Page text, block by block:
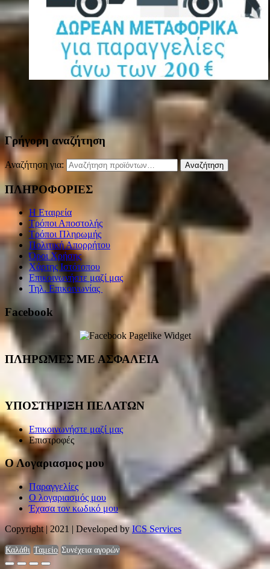
Γρήγορη αναζήτηση
Αναζήτηση για: Αναζήτηση
ΠΛΗΡΟΦΟΡΙΕΣ
Η Εταιρεία
Τρόποι Αποστολής
Τρόποι Πληρωμής
Πολιτική Απορρήτου
Όροι Χρήσης
Χάρτης Ιστότοπου
Επικοινωνήστε μαζί μας
Τηλ. Επικοινωνίας
Facebook
ΠΛΗΡΩΜΕΣ ΜΕ ΑΣΦΑΛΕΙΑ
ΥΠΟΣΤΗΡΙΞΗ ΠΕΛΑΤΩΝ
Επικοινωνήστε μαζί μας
Επιστροφές
Ο Λογαριασμος μου
Παραγγελίες
Ο λογαριασμός μου
Έχασα τον κωδικό μου
Copyright | 2021 | Developed by ICS Services
Καλάθι Ταμείο Συνέχεια αγορών